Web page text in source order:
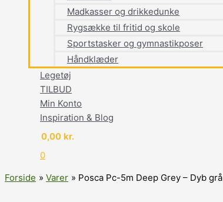
Madkasser og drikkedunke
Rygsække til fritid og skole
Sportstasker og gymnastikposer
Håndklæder
Legetøj
TILBUD
Min Konto
Inspiration & Blog
0,00 kr.
0
Forside
Varer Posca Pc-5m Deep Grey – Dyb grå